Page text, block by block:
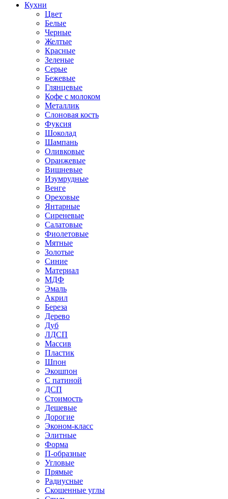
Кухни
Цвет
Белые
Черные
Желтые
Красные
Зеленые
Серые
Бежевые
Глянцевые
Кофе с молоком
Металлик
Слоновая кость
Фуксия
Шоколад
Шампань
Оливковые
Оранжевые
Вишневые
Изумрудные
Венге
Ореховые
Янтарные
Сиреневые
Салатовые
Фиолетовые
Мятные
Золотые
Синие
Материал
МДФ
Эмаль
Акрил
Береза
Дерево
Дуб
ЛДСП
Массив
Пластик
Шпон
Экошпон
С патиной
ДСП
Стоимость
Дешевые
Дорогие
Эконом-класс
Элитные
Форма
П-образные
Угловые
Прямые
Радиусные
Скошенные углы